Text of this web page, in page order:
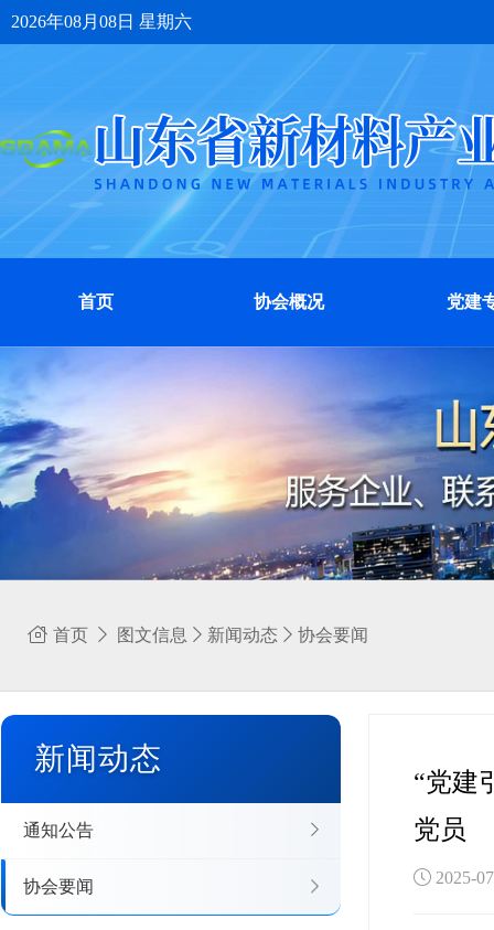
2026年08月08日 星期六
首页 协会概况 党建
首页 图文信息 新闻动态 协会要闻
新闻动态
通知公告
协会要闻
“党建
党员
2025-